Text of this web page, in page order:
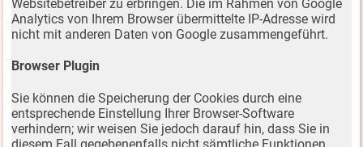
Websitebetreiber zu erbringen. Die im Rahmen von Google
Analytics von Ihrem Browser übermittelte IP-Adresse wird
nicht mit anderen Daten von Google zusammengeführt.
Browser Plugin
Sie können die Speicherung der Cookies durch eine
entsprechende Einstellung Ihrer Browser-Software
verhindern; wir weisen Sie jedoch darauf hin, dass Sie in
diesem Fall gegebenenfalls nicht sämtliche Funktionen